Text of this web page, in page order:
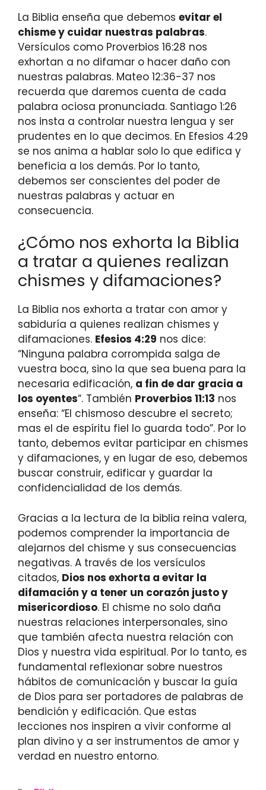
La Biblia enseña que debemos evitar el
chisme y cuidar nuestras palabras.
Versículos como Proverbios 16:28 nos
exhortan a no difamar o hacer daño con
nuestras palabras. Mateo 12:36-37 nos
recuerda que daremos cuenta de cada
palabra ociosa pronunciada. Santiago 1:26
nos insta a controlar nuestra lengua y ser
prudentes en lo que decimos. En Efesios 4:29
se nos anima a hablar solo lo que edifica y
beneficia a los demás. Por lo tanto,
debemos ser conscientes del poder de
nuestras palabras y actuar en
consecuencia.
¿Cómo nos exhorta la Biblia
a tratar a quienes realizan
chismes y difamaciones?
La Biblia nos exhorta a tratar con amor y
sabiduría a quienes realizan chismes y
difamaciones. Efesios 4:29 nos dice:
“Ninguna palabra corrompida salga de
vuestra boca, sino la que sea buena para la
necesaria edificación, a fin de dar gracia a
los oyentes“. También Proverbios 11:13 nos
enseña: “El chismoso descubre el secreto;
mas el de espíritu fiel lo guarda todo”. Por lo
tanto, debemos evitar participar en chismes
y difamaciones, y en lugar de eso, debemos
buscar construir, edificar y guardar la
confidencialidad de los demás.
Gracias a la lectura de la biblia reina valera,
podemos comprender la importancia de
alejarnos del chisme y sus consecuencias
negativas. A través de los versículos
citados, Dios nos exhorta a evitar la
difamación y a tener un corazón justo y
misericordioso. El chisme no solo daña
nuestras relaciones interpersonales, sino
que también afecta nuestra relación con
Dios y nuestra vida espiritual. Por lo tanto, es
fundamental reflexionar sobre nuestros
hábitos de comunicación y buscar la guía
de Dios para ser portadores de palabras de
bendición y edificación. Que estas
lecciones nos inspiren a vivir conforme al
plan divino y a ser instrumentos de amor y
verdad en nuestro entorno.